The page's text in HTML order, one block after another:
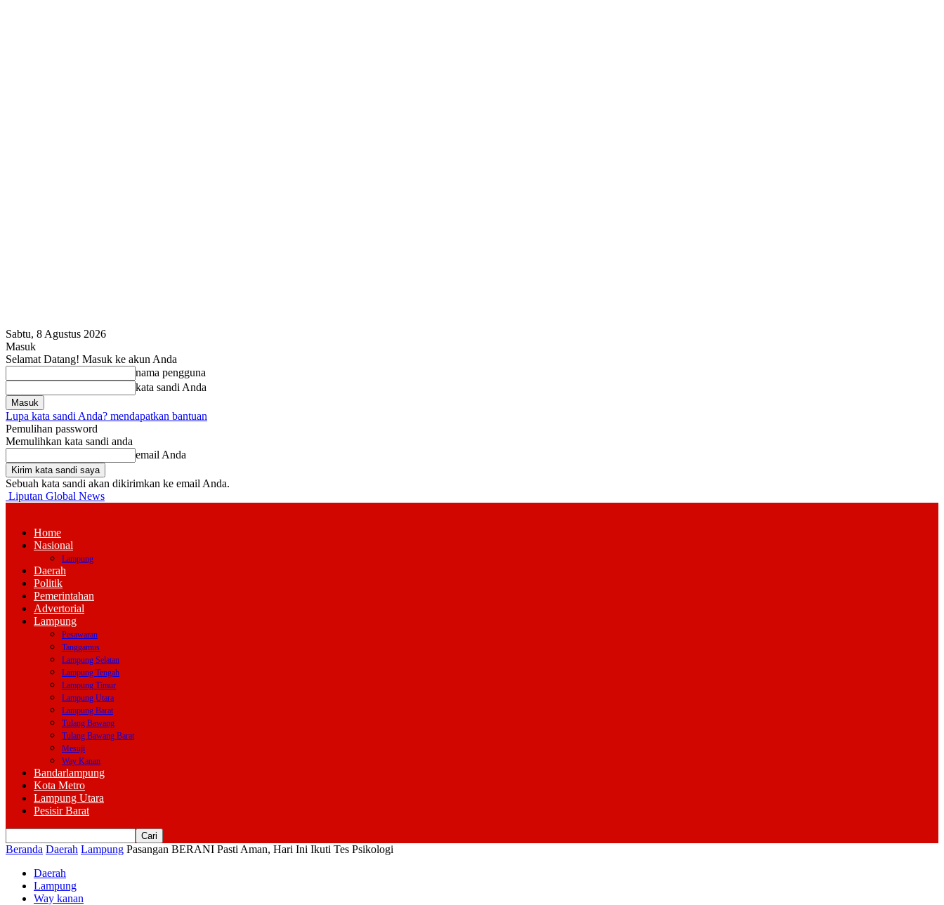
Sabtu, 8 Agustus 2026
Masuk
Selamat Datang! Masuk ke akun Anda
nama pengguna
kata sandi Anda
Lupa kata sandi Anda? mendapatkan bantuan
Pemulihan password
Memulihkan kata sandi anda
email Anda
Sebuah kata sandi akan dikirimkan ke email Anda.
Liputan Global News
Home
Nasional
Lampung
Daerah
Politik
Pemerintahan
Advertorial
Lampung
Pesawaran
Tanggamus
Lampung Selatan
Lampung Tengah
Lampung Timur
Lampung Utara
Lampung Barat
Tulang Bawang
Tulang Bawang Barat
Mesuji
Way Kanan
Bandarlampung
Kota Metro
Lampung Utara
Pesisir Barat
Beranda Daerah Lampung Pasangan BERANI Pasti Aman, Hari Ini Ikuti Tes Psikologi
Daerah
Lampung
Way kanan